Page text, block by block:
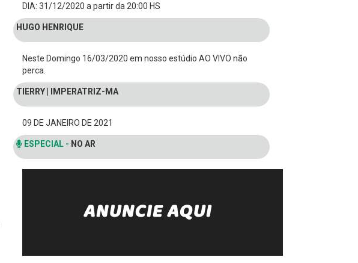
DIA: 31/12/2020 a partir da 20:00 HS
HUGO HENRIQUE
Neste Domingo 16/03/2020 em nosso estúdio AO VIVO não
perca.
TIERRY | IMPERATRIZ-MA
09 DE JANEIRO DE 2021
ESPECIAL - NO AR